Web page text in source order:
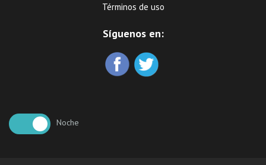
Términos de uso
Síguenos en:
Noche